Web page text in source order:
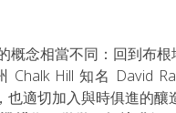
概念相當不同：回到布
Hill 知名 David
也適切加入與時俱進的